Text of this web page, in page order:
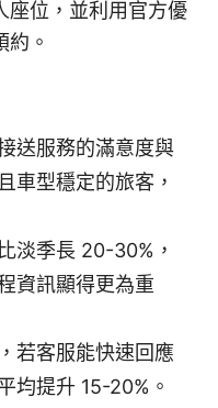
座位，並利用官方優
。
送服務的滿意度與
車型穩定的旅客，
淡季長 20-30%，
資訊顯得更為重
若客服能快速回應
均提升 15-20%。